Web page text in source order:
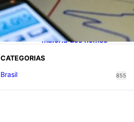
TCU lista mais de 6 mil
responsáveis com contas
irregulares; Nordeste e
Sudeste concentram
maioria dos nomes
CATEGORIAS
Brasil
855